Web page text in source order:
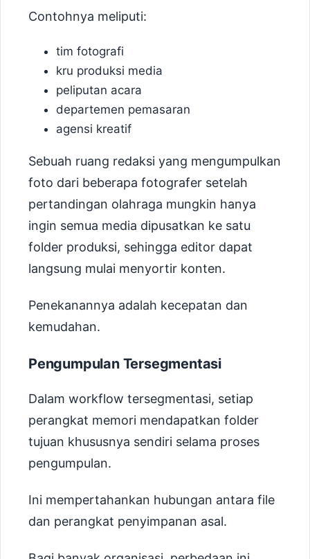
Contohnya meliputi:
tim fotografi
kru produksi media
peliputan acara
departemen pemasaran
agensi kreatif
Sebuah ruang redaksi yang mengumpulkan
foto dari beberapa fotografer setelah
pertandingan olahraga mungkin hanya
ingin semua media dipusatkan ke satu
folder produksi, sehingga editor dapat
langsung mulai menyortir konten.
Penekanannya adalah kecepatan dan
kemudahan.
Pengumpulan Tersegmentasi
Dalam workflow tersegmentasi, setiap
perangkat memori mendapatkan folder
tujuan khususnya sendiri selama proses
pengumpulan.
Ini mempertahankan hubungan antara file
dan perangkat penyimpanan asal.